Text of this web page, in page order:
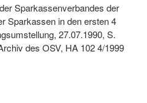
Sparkassenverbandes der
Sparkassen in den ersten 4
27.07.1990, S.
des OSV, HA 102 4/1999